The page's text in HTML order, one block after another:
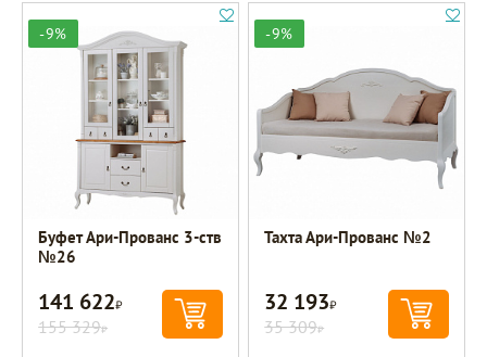
-9%
Буфет Ари-Прованс 3-ств
№26
141 622Р
155 329Р
-9%
Тахта Ари-Прованс №2
32 193Р
35 309Р